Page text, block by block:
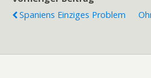
Spaniens Einziges Problem